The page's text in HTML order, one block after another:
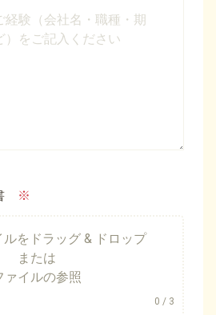
※
ルをドラッグ & ドロップ
または
ァイルの参照
0 / 3